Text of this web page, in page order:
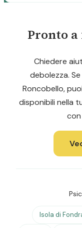
Pronto a
Chiedere
debolezza.
Roncobello,
disponibili nella
con
Isola di